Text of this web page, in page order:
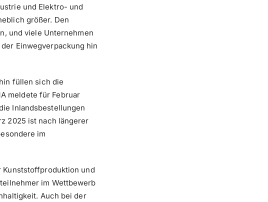
und Elektro- und
größer. Den
und viele Unternehmen
Einwegverpackung hin
füllen sich die
meldete für Februar
Inlandsbestellungen
2025 ist nach längerer
im
Kunststoffproduktion und
im Wettbewerb
Auch bei der